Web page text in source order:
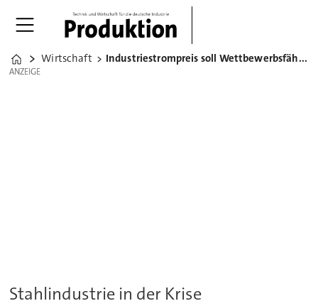
Home
Wirtschaft Industriestrompreis soll Wettbewerbsfähigkeit sichern
ANZEIGE
ANZEIGE
Stahlindustrie in der Krise